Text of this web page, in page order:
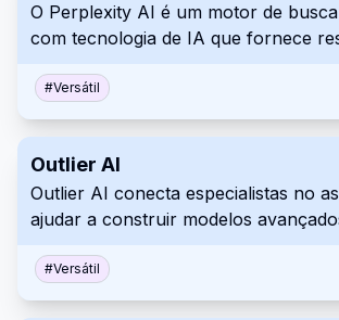
O Perplexity AI é um motor de
com tecnologia de IA que fornece
complexas, citando fontes atualizadas.
#Versátil
Outlier AI
Outlier AI conecta especialistas no
ajudar a construir modelos
remoto flexíveis.
#Versátil